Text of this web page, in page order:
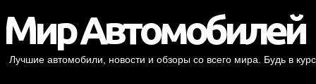
Лучшие автомобили, новости и обзоры со всего мира. Будь в